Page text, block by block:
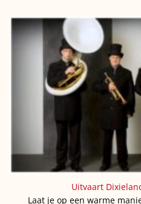
Uitvaart
Laat je op een warme